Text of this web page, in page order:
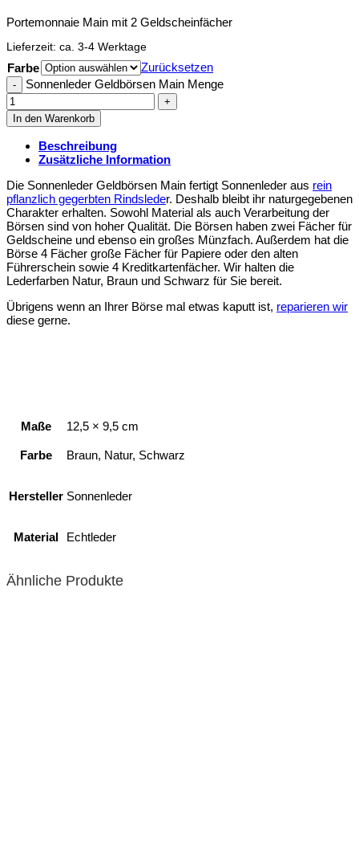
Portemonnaie Main mit 2 Geldscheinfächer
Lieferzeit: ca. 3-4 Werktage
Farbe
Zurücksetzen
Sonnenleder Geldbörsen Main Menge
In den Warenkorb
Beschreibung
Zusätzliche Information
Die Sonnenleder Geldbörsen Main fertigt Sonnenleder aus rein
pflanzlich gegerbten Rindsleder. Deshalb bleibt ihr naturgegebenen
Charakter erhalten. Sowohl Material als auch Verarbeitung der
Börsen sind von hoher Qualität. Die Börsen haben zwei Fächer für
Geldscheine und ebenso ein großes Münzfach. Außerdem hat die
Börse 4 Fächer große Fächer für Papiere oder den alten
Führerschein sowie 4 Kreditkartenfächer. Wir halten die
Lederfarben Natur, Braun und Schwarz für Sie bereit.
Übrigens wenn an Ihrer Börse mal etwas kaputt ist, reparieren wir
diese gerne.
Maße 12,5 × 9,5 cm
Farbe Braun, Natur, Schwarz
Hersteller Sonnenleder
Material Echtleder
Ähnliche Produkte